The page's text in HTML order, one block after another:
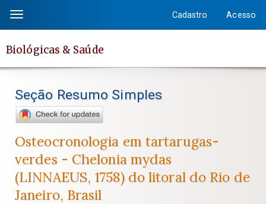
conteúdo
página
Navegação
Conteúdo
principal
Barra
Lateral
Toggle
navigation
Cadastro Acesso
Biológicas & Saúde
Seção Resumo Simples
Osteocronologia em tartarugas-
verdes - Chelonia mydas
(LINNAEUS, 1758) do litoral do Rio de
Janeiro, Brasil